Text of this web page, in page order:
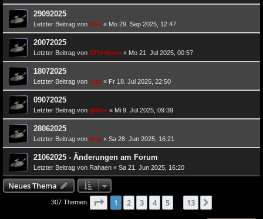
29092025
Letzter Beitrag von Hux « Mo 29. Sep 2025, 12:47
20072025
Letzter Beitrag von STU-News « Mo 21. Jul 2025, 00:57
18072025
Letzter Beitrag von Hux « Fr 18. Jul 2025, 22:50
09072025
Letzter Beitrag von g5bot « Mi 9. Jul 2025, 09:39
28062025
Letzter Beitrag von Hux « Sa 28. Jun 2025, 16:21
21062025 - Änderungen am Forum
Letzter Beitrag von Rahaen « Sa 21. Jun 2025, 16:20
Neues Thema
307 Themen Seite 1 von 13
1 2 3 4 5 13